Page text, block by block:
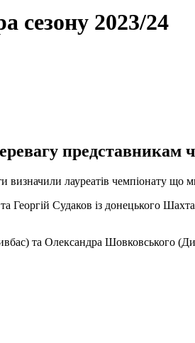
сезону 2023/24
представникам
визначили лауреатів чемпіонату що
Георгій Судаков із донецького
та Олександра Шовковського